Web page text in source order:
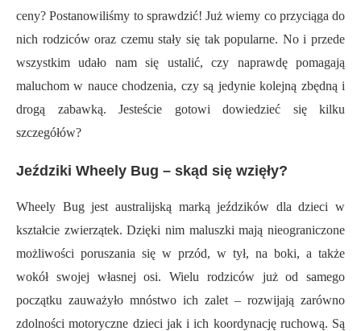
ceny? Postanowiliśmy to sprawdzić! Już wiemy co przyciąga do
nich rodziców oraz czemu stały się tak popularne. No i przede
wszystkim udało nam się ustalić, czy naprawdę pomagają
maluchom w nauce chodzenia, czy są jedynie kolejną zbędną i
drogą zabawką. Jesteście gotowi dowiedzieć się kilku
szczegółów?
Jeździki Wheely Bug – skąd się wzięły?
Wheely Bug jest australijską marką jeździków dla dzieci w
kształcie zwierzątek. Dzięki nim maluszki mają nieograniczone
możliwości poruszania się w przód, w tył, na boki, a także
wokół swojej własnej osi. Wielu rodziców już od samego
początku zauważyło mnóstwo ich zalet – rozwijają zarówno
zdolności motoryczne dzieci jak i ich koordynację ruchową. Są